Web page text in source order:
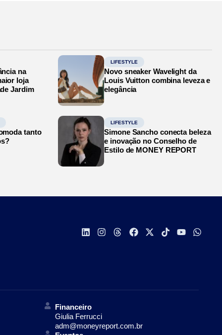
na
loja
Jardim
LIFESTYLE
Novo sneaker Wavelight da
Louis Vuitton combina leveza e
elegância
tanto
LIFESTYLE
Simone Sancho conecta beleza
e inovação no Conselho de
Estilo de MONEY REPORT
Financeiro
Giulia Ferrucci
adm@moneyreport.com.br